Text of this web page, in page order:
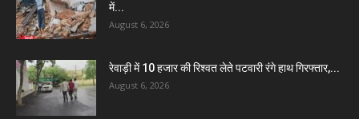
में...
August 6, 2026
रेवाड़ी में 10 हजार की रिश्वत लेते पटवारी रंगे हाथ गिरफ्तार,...
August 6, 2026